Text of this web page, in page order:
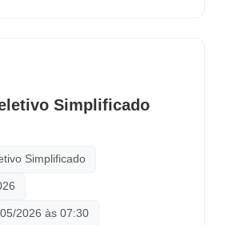
Simplificado
Simplificado
2026 às 07:30